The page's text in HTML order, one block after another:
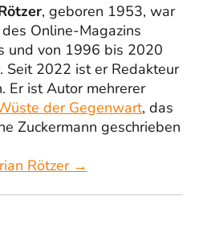
, geboren 1953, war
Online-Magazins
und von 1996 bis 2020
Seit 2022 ist er Redakteur
Er ist Autor mehrerer
der Gegenwart, das
Zuckermann geschrieben
Rötzer →